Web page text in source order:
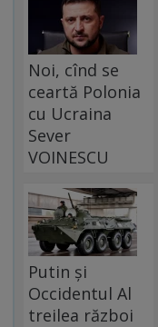
Noi, cînd se
ceartă Polonia
cu Ucraina
Sever
VOINESCU
Putin și
Occidentul Al
treilea război